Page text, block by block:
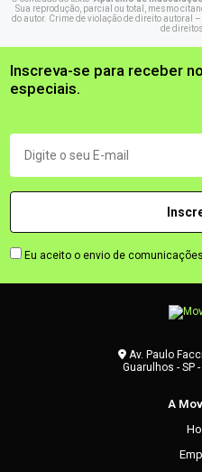
Sua reprodução, parcial ou total, mesmo
do autor. Crime de violação de direito autoral
de
Inscreva-se para receber
especiais.
Eu aceito o envio de
Av. Paulo
Guarulhos - SP
A